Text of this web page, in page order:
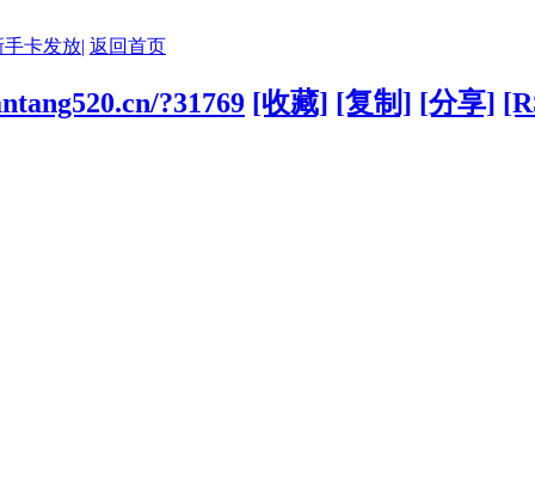
卡发放| 返回首页
?31769 [收藏] [复制] [分享]